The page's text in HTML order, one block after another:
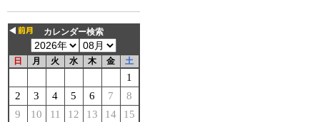
カレンダー検索
日 月 火 水 木 金 土
1
2
3 4 5 6 7
8
9
10 11 12 13 14
15